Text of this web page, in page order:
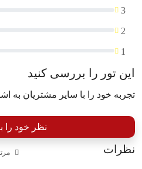
3
2
1
این تور را بررسی کنید
تجربه خود را با سایر مشتریان به
نظر خود را
نظرات